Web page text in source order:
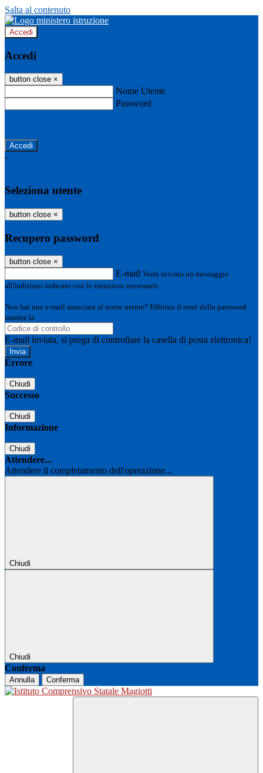
Salta al contenuto
Accedi
Accedi
button close ×
Nome Utente
Password
-
Seleziona utente
button close ×
Recupero password
button close ×
E-mail Verrà inviato un messaggio
all'indirizzo indicato con le istruzioni necessarie.
Non hai una e-mail associata al nome utente? Effettua il reset della password
tramite la
E-mail inviata, si prega di controllare la casella di posta elettronica!
Errore
Chiudi
Successo
Chiudi
Informazione
Chiudi
Attendere...
Attendere il completamento dell'operazione...
Chiudi
Chiudi
Conferma
Annulla Conferma